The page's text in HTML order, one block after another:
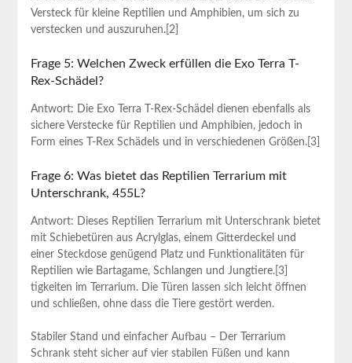
Versteck für ⁢kleine Reptilien und Amphibien, um sich zu
verstecken und auszuruhen.[2]
Frage 5: Welchen‌ Zweck erfüllen die Exo Terra T-
Rex-Schädel?
Antwort: Die⁣ Exo Terra ​T-Rex-Schädel dienen ebenfalls als
sichere Verstecke für Reptilien und Amphibien, jedoch in
Form eines T-Rex ‍Schädels und in verschiedenen Größen.[3]
Frage 6: Was bietet das Reptilien Terrarium mit
Unterschrank, 455L?
Antwort: Dieses‍ Reptilien ⁤Terrarium mit Unterschrank bietet
mit Schiebetüren aus‌ Acrylglas, einem⁣ Gitterdeckel und
⁤einer Steckdose genügend Platz und Funktionalitäten für
Reptilien wie Bartagame, Schlangen und Jungtiere.[3]
tigkeiten im Terrarium. Die Türen⁣ lassen sich leicht öffnen
und schließen, ohne dass die Tiere gestört werden.
Stabiler Stand und einfacher Aufbau – Der Terrarium
Schrank steht sicher​ auf vier stabilen Füßen und kann